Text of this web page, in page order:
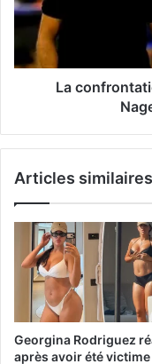
La
Articles similaires
Georgina Rodriguez
après avoir été victime